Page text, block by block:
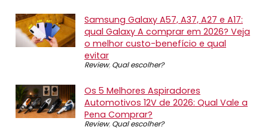
Samsung Galaxy A57, A37, A27 e A17:
qual Galaxy A comprar em 2026? Veja
o melhor custo-benefício e qual
evitar
Review, Qual escolher?
Os 5 Melhores Aspiradores
Automotivos 12V de 2026: Qual Vale a
Pena Comprar?
Review, Qual escolher?